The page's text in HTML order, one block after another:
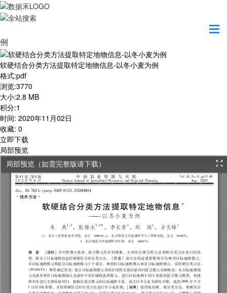
软硬结合分类方法提取特定地物信息-以冬小麦为
例
软硬结合分类方法提取特定地物信息-以冬小麦为例
格式:pdf
浏览:3770
大小:2.8 MB
积分:1
时间: 2020年11月02日
收藏: 0
立即下载
局部预览